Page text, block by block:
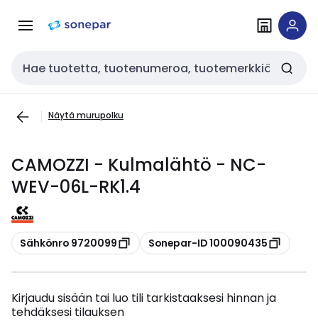
navigointiinsisältöön
Haku
Näytä murupolku
CAMOZZI - Kulmalähtö - NC-
WEV-06L-RK1.4
Kopioi
Sähkönro 9720099 Kopioi
Sonepar-ID 100090435
Kirjaudu sisään tai luo tili tarkistaaksesi hinnan ja
tehdäksesi tilauksen